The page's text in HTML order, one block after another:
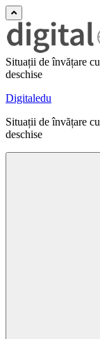
Situații de învățare
deschise
Digitaledu
Situații de învățare
deschise